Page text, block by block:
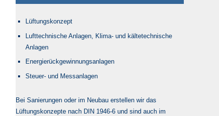
Lüftungskonzept
Lufttechnische Anlagen, Klima- und kältetechnische
Anlagen
Energierückgewinnungsanlagen
Steuer- und Messanlagen
Bei Sanierungen oder im Neubau erstellen wir das
Lüftungskonzepte nach DIN 1946-6 und sind auch im